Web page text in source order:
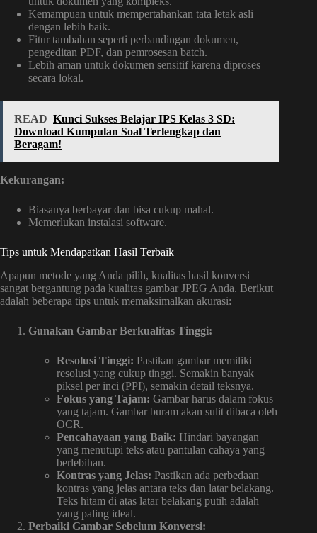
Kemampuan untuk mempertahankan tata letak asli
dengan lebih baik.
Fitur tambahan seperti perbandingan dokumen,
pengeditan PDF, dan pemrosesan batch.
Lebih aman untuk dokumen sensitif karena diproses
secara lokal.
READ Kunci Sukses Belajar IPS Kelas 3 SD:
Download Kumpulan Soal Terlengkap dan
Beragam!
Kekurangan:
Biasanya berbayar dan bisa cukup mahal.
Memerlukan instalasi software.
Tips untuk Mendapatkan Hasil Terbaik
Apapun metode yang Anda pilih, kualitas hasil konversi
sangat bergantung pada kualitas gambar JPEG Anda. Berikut
adalah beberapa tips untuk memaksimalkan akurasi:
Gunakan Gambar Berkualitas Tinggi:
Resolusi Tinggi: Pastikan gambar memiliki
resolusi yang cukup tinggi. Semakin banyak
piksel per inci (PPI), semakin detail teksnya.
Fokus yang Tajam: Gambar harus dalam fokus
yang tajam. Gambar buram akan sulit dibaca oleh
OCR.
Pencahayaan yang Baik: Hindari bayangan
yang menutupi teks atau pantulan cahaya yang
berlebihan.
Kontras yang Jelas: Pastikan ada perbedaan
kontras yang jelas antara teks dan latar belakang.
Teks hitam di atas latar belakang putih adalah
yang paling ideal.
Perbaiki Gambar Sebelum Konversi: